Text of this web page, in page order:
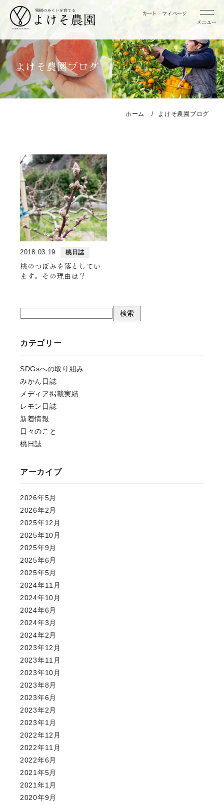
カート マイページ
桃
お取り寄せ用桃
贈答用桃
特選 お取り寄せ用みかん
特選 贈答用みかん
レモン
よけそ農園について
果物と出荷時期
ブログ
カート
マイページ
メニュー
よけそ農園ブログ
ホーム よけそ農園ブログ
2018.03.19 桃日誌
桃のつぼみを落としてい
ます。その理由は？
検索
カテゴリー
SDGsへの取り組み
みかん日誌
メディア掲載実績
レモン日誌
新着情報
日々のこと
桃日誌
アーカイブ
2026年5月
2026年2月
2025年12月
2025年10月
2025年9月
2025年6月
2025年5月
2024年11月
2024年10月
2024年6月
2024年3月
2024年2月
2023年12月
2023年11月
2023年10月
2023年8月
2023年6月
2023年2月
2023年1月
2022年12月
2022年11月
2022年6月
2021年5月
2021年1月
2020年9月